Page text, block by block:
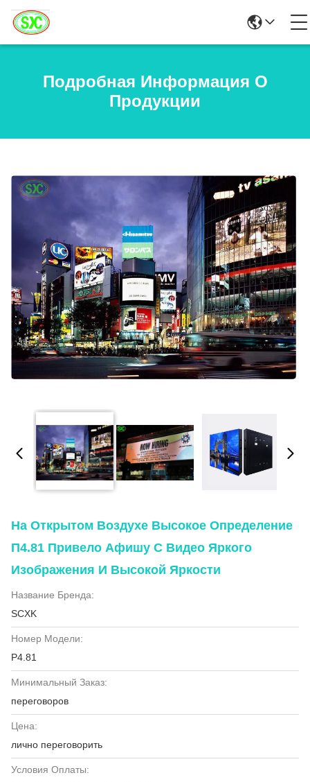
Подробная Информация О
Продукции
На Открытом Воздухе Высокое Определение
П4.81 Привело Афишу С Видео Яркого
Изображения И Высокой Яркости
Название Бренда:
SCXK
Номер Модели:
P4.81
Минимальный Заказ:
переговоров
Цена:
лично переговорить
Условия Оплаты: